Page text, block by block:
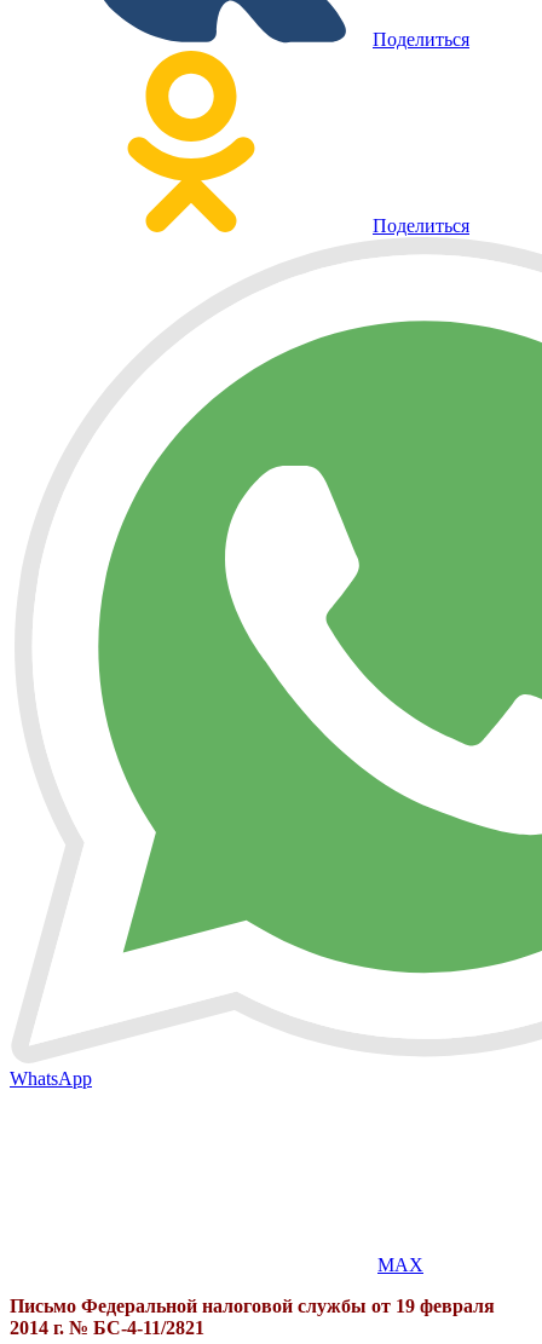
Поделиться
Поделиться
WhatsApp
MAX
Письмо Федеральной налоговой службы от 19 февраля
2014 г. № БС-4-11/2821